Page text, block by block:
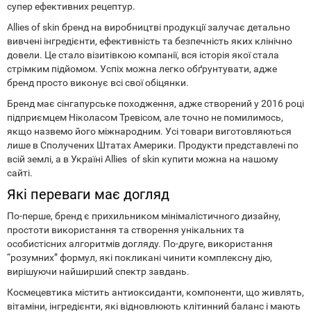
супер ефективних рецептур.
Allies of skin бренд на виробництві продукції залучає детально
вивчені інгредієнти, ефективність та безпечність яких клінічно
довели. Це стало візитівкою компанії, вся історія якої стала
стрімким підйомом. Успіх можна легко обґрунтувати, адже
бренд просто виконує всі свої обіцянки.
Бренд має сінгапурське походження, адже створений у 2016 році
підприємцем Ніколасом Тревісом, але точно не помилимось,
якщо назвемо його міжнародним. Усі товари виготовляються
лише в Сполучених Штатах Америки. Продукти представлені по
всій землі, а в Україні Allies of skin купити можна на нашому
сайті.
Які переваги має догляд
По-перше, бренд є прихильником мінімалістичного дизайну,
простоти використання та створення унікальних та
особистісних алгоритмів догляду. По-друге, використання
“розумних” формул, які покликані чинити комплексну дію,
вирішуючи найширший спектр завдань.
Космецевтика містить антиоксиданти, компоненти, що живлять,
вітаміни, інгредієнти, які відновлюють клітинний баланс і мають